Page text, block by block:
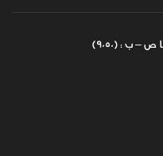
ب : (9050)